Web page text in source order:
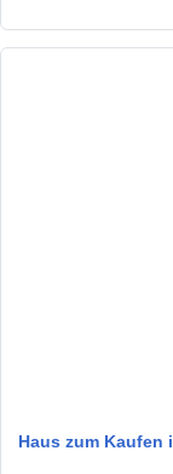
Haus zum Kaufen